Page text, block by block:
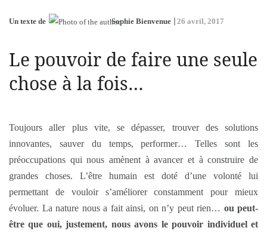
Un texte de Sophie Bienvenue 26 avril, 2017
Le pouvoir de faire une seule
chose à la fois…
Toujours aller plus vite, se dépasser, trouver des solutions
innovantes, sauver du temps, performer… Telles sont les
préoccupations qui nous amènent à avancer et à construire de
grandes choses. L’être humain est doté d’une volonté lui
permettant de vouloir s’améliorer constamment pour mieux
évoluer. La nature nous a fait ainsi, on n’y peut rien… ou peut-
être que oui, justement, nous avons le pouvoir individuel et